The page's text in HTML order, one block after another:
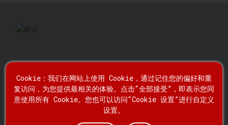
快速链接
家
Cookie：我们在网站上使用 Cookie，通过记住您的偏好和重
复访问，为您提供最相关的体验。点击“全部接受”，即表示您同
意使用所有 Cookie。您也可以访问“Cookie 设置”进行自定义
设置。